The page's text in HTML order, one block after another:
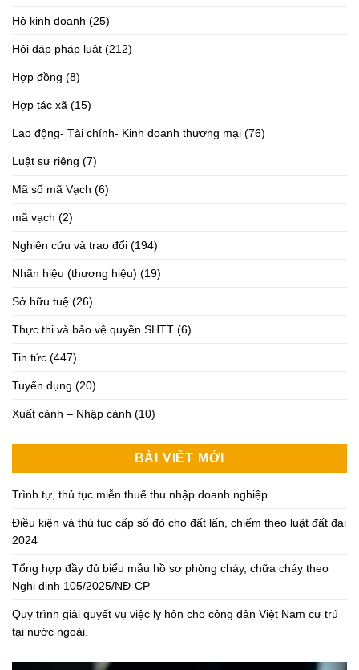
Hộ kinh doanh (25)
Hỏi đáp pháp luật (212)
Hợp đồng (8)
Hợp tác xã (15)
Lao động- Tài chính- Kinh doanh thương mại (76)
Luật sư riêng (7)
Mã số mã Vạch (6)
mã vạch (2)
Nghiên cứu và trao đổi (194)
Nhãn hiệu (thương hiệu) (19)
Sở hữu tuệ (26)
Thực thi và bảo vệ quyền SHTT (6)
Tin tức (447)
Tuyển dụng (20)
Xuất cảnh – Nhập cảnh (10)
BÀI VIẾT MỚI
Trình tự, thủ tục miễn thuế thu nhập doanh nghiệp
Điều kiện và thủ tục cấp sổ đỏ cho đất lấn, chiếm theo luật đất đai
2024
Tổng hợp đầy đủ biểu mẫu hồ sơ phòng cháy, chữa cháy theo
Nghị định 105/2025/NĐ-CP
Quy trình giải quyết vụ việc ly hôn cho công dân Việt Nam cư trú
tại nước ngoài.